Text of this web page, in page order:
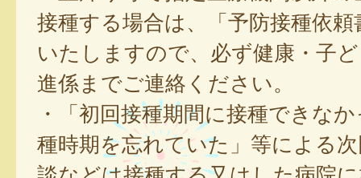
接種する場合は、「予防接種依
いたしますので、必ず健康・子
進係までご連絡ください。
・「初回接種期間に接種できな
種時期を忘れていた」等による